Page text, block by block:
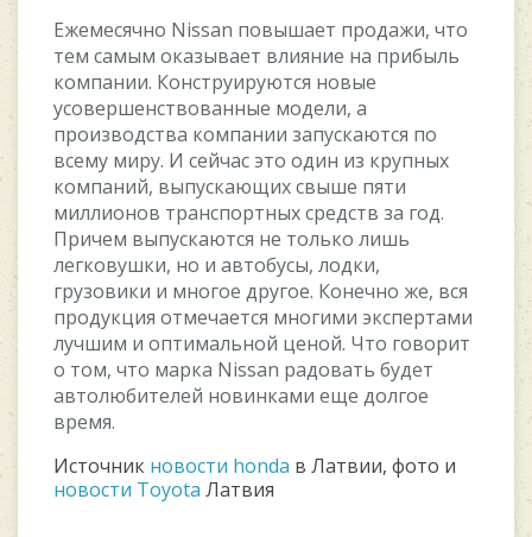
Ежемесячно Nissan повышает продажи, что
тем самым оказывает влияние на прибыль
компании. Конструируются новые
усовершенствованные модели, а
производства компании запускаются по
всему миру. И сейчас это один из крупных
компаний, выпускающих свыше пяти
миллионов транспортных средств за год.
Причем выпускаются не только лишь
легковушки, но и автобусы, лодки,
грузовики и многое другое. Конечно же, вся
продукция отмечается многими экспертами
лучшим и оптимальной ценой. Что говорит
о том, что марка Nissan радовать будет
автолюбителей новинками еще долгое
время.
Источник новости honda в Латвии, фото и
новости Toyota Латвия